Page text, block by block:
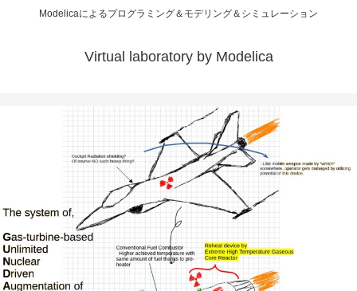
Modelicaによるプログラミング＆モデリング＆シミュレーション
Virtual laboratory by Modelica